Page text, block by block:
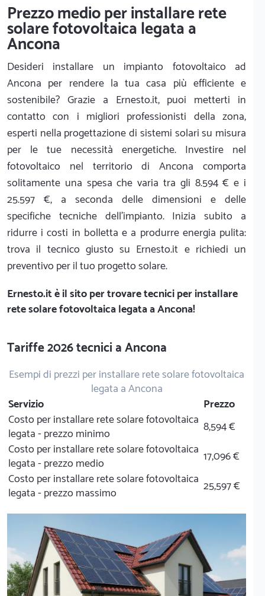
Prezzo medio per installare rete
solare fotovoltaica legata a
Ancona
Desideri installare un impianto fotovoltaico ad
Ancona per rendere la tua casa più efficiente e
sostenibile? Grazie a Ernesto.it, puoi metterti in
contatto con i migliori professionisti della zona,
esperti nella progettazione di sistemi solari su misura
per le tue necessità energetiche. Investire nel
fotovoltaico nel territorio di Ancona comporta
solitamente una spesa che varia tra gli 8.594 € e i
25.597 €, a seconda delle dimensioni e delle
specifiche tecniche dell'impianto. Inizia subito a
ridurre i costi in bolletta e a produrre energia pulita:
trova il tecnico giusto su Ernesto.it e richiedi un
preventivo per il tuo progetto solare.
Ernesto.itè il sito per trovare tecnici per installare
rete solare fotovoltaica legata a Ancona!
Tariffe 2026 tecnici a Ancona
Esempi di prezzi per installare rete solare fotovoltaica
legata a Ancona
Servizio
Prezzo
Costo per installare rete solare fotovoltaica
legata - prezzo minimo
8,594 €
Costo per installare rete solare fotovoltaica
legata - prezzo medio
17,096 €
Costo per installare rete solare fotovoltaica
legata - prezzo massimo
25,597 €